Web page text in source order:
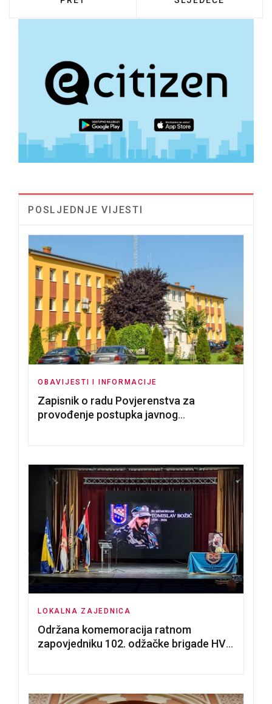
POSLJEDNJE VIJESTI
OBAVIJESTI I INFORMACIJE
Zapisnik o radu Povjerenstva za
provođenje postupka javnog
LOKALNA ZAJEDNICA
Održana komemoracija ratnom
zapovjedniku 102. odžačke brigade HVO